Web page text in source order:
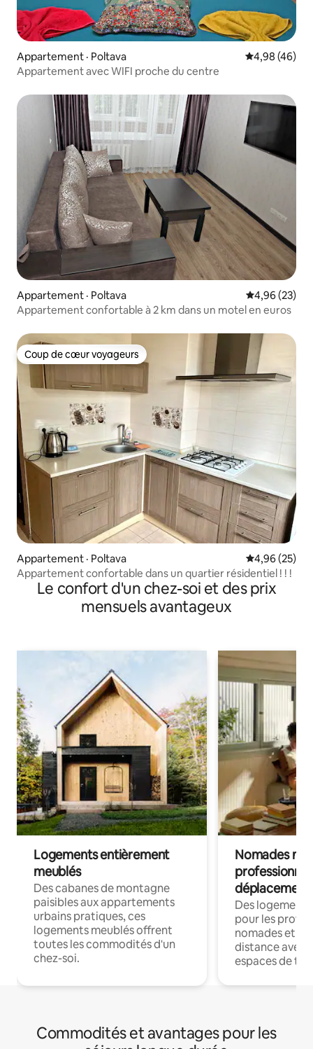
Appartement · Poltava Note
4,98 (46)
Appartement avec WIFI proche du centre
Appartement · Poltava Note
4,96 (23)
Appartement confortable à 2 km dans un motel en euros
Coup de cœur voyageurs
Coup de cœur voyageurs
Appartement · Poltava Note
4,96 (25)
Appartement confortable dans un quartier résidentiel ! ! !
Le confort d'un chez-soi et des prix
mensuels avantageux
Logements entièrement
meublés
Des cabanes de montagne
paisibles aux appartements
urbains pratiques, ces
logements meublés offrent
toutes les commodités d'un
chez-soi.
Nomades
déplacement
Des
pour les
nomades et
distance avec
espaces de
Commodités et avantages pour les